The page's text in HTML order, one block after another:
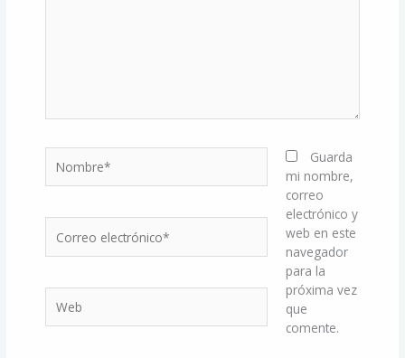
electrónico*
Guarda
mi nombre,
correo
electrónico y
web en este
navegador
para la
próxima vez
que
comente.